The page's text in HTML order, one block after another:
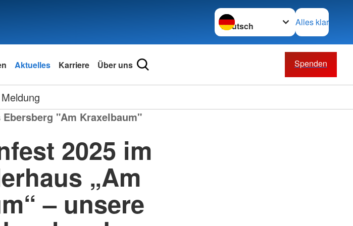
Sprache wechseln zu
Alles klar
Aktuelles Karriere Über uns Spenden
Meldung
Ebersberg "Am Kraxelbaum"
2025 im
„Am
– unsere